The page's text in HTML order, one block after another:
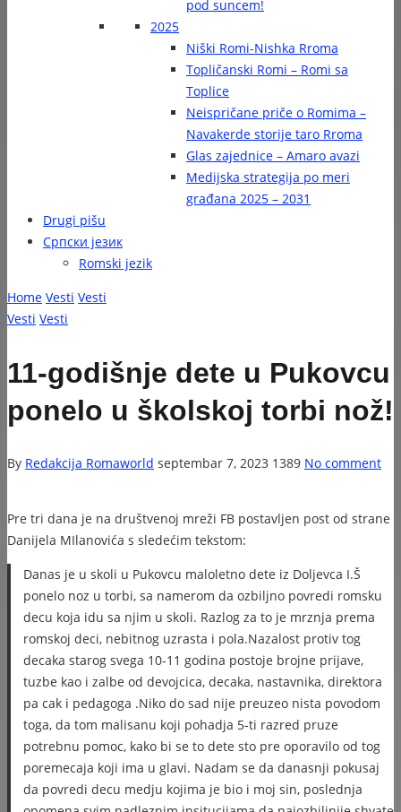
pod suncem!
2025
Niški Romi-Nishka Rroma
Topličanski Romi – Romi sa
Toplice
Neispričane priče o Romima –
Navakerde storije taro Rroma
Glas zajednice – Amaro avazi
Medijska strategija po meri
građana 2025 – 2031
Drugi pišu
Српски језик
Romski jezik
Home Vesti Vesti
Vesti Vesti
11-godišnje dete u Pukovcu
ponelo u školskoj torbi nož!
By Redakcija Romaworld septembar 7, 2023 1389 No comment
Pre tri dana je na društvenoj mreži FB postavljen post od strane
Danijela MIlanovića s sledećim tekstom:
Danas je u skoli u Pukovcu maloletno dete iz Doljevca I.Š
ponelo noz u torbi, sa namerom da ozbiljno povredi romsku
decu koja idu sa njim u skoli. Razlog za to je mrznja prema
romskoj deci, nebitnog uzrasta i pola.Nazalost protiv tog
decaka starog svega 10-11 godina postoje brojne prijave,
tuzbe kao i zalbe od devojcica, decaka, nastavnika, direktora
pa cak i pedagoga .Niko do sad nije preuzeo nista povodom
toga, da tom malisanu koji pohadja 5-ti razred pruze
potrebnu pomoc, kako bi se to dete sto pre oporavilo od tog
poremecaja koji ima u glavi. Nadam se da danasnji pokusaj
da povredi decu medju kojima je bio i moj sin, poslednja